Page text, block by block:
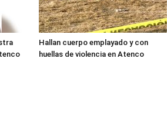
Hallan cuerpo emplayado y con
huellas de violencia en Atenco